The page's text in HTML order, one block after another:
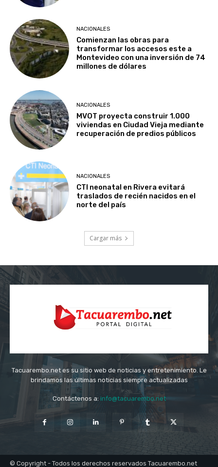
NACIONALES
Comienzan las obras para
transformar los accesos este a
Montevideo con una inversión de 74
millones de dólares
NACIONALES
MVOT proyecta construir 1.000
viviendas en Ciudad Vieja mediante
recuperación de predios públicos
NACIONALES
CTI neonatal en Rivera evitará
traslados de recién nacidos en el
norte del país
Cargar más
Tacuarembo.net es su sitio web de noticias y entretenimiento. Le
brindamos las últimas noticias siempre actualizadas
Contáctenos a: info@tacuarembo.net
© Copyright - Todos los derechos reservados Tacuarembo.net